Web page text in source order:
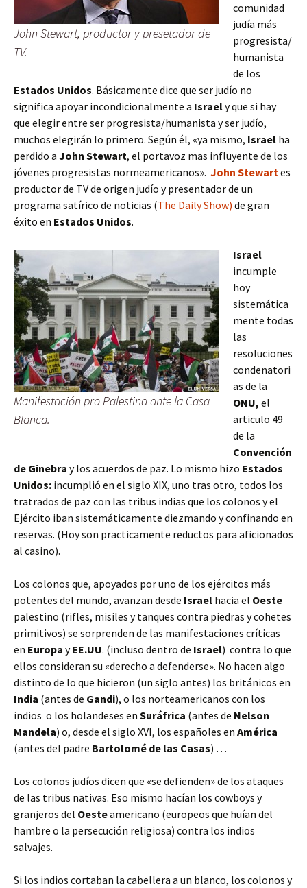
John Stewart, productor y presetador de
TV.
comunidad
judía más
progresista/
humanista
de los
Estados Unidos. Básicamente dice que ser judío no
significa apoyar incondicionalmente a Israely que si hay
que elegir entre ser progresista/humanista y ser judío,
muchos elegirán lo primero. Según él, «ya mismo, Israel ha
perdido a John Stewart, el portavoz mas influyente de los
jóvenes progresistas normeamericanos». John Stewart es
productor de TV de origen judío y presentador de un
programa satírico de noticias (The Daily Show) de gran
éxito en Estados Unidos.
Manifestación pro Palestina ante la Casa
Blanca.
Israel
incumple
hoy
sistemática
mente todas
las
resoluciones
condenatori
as de la
ONU, el
articulo 49
de la
Convención
de Ginebra y los acuerdos de paz. Lo mismo hizo Estados
Unidos: incumplió en el siglo XIX, uno tras otro, todos los
tratrados de paz con las tribus indias que los colonos y el
Ejército iban sistemáticamente diezmando y confinando en
reservas. (Hoy son practicamente reductos para aficionados
al casino).
Los colonos que, apoyados por uno de los ejércitos más
potentes del mundo, avanzan desde Israel hacia el Oeste
palestino (rifles, misiles y tanques contra piedras y cohetes
primitivos) se sorprenden de las manifestaciones críticas
en Europa yEE.UU. (incluso dentro de Israel) contra lo que
ellos consideran su «derecho a defenderse». No hacen algo
distinto de lo que hicieron (un siglo antes) los británicos en
India (antes de Gandi), o los norteamericanos con los
indios o los holandeses en Suráfrica (antes de Nelson
Mandela) o, desde el siglo XVI, los españoles en América
(antes del padre Bartolomé de las Casas) …
Los colonos judíos dicen que «se defienden» de los ataques
de las tribus nativas. Eso mismo hacían los cowboys y
granjeros del Oesteamericano (europeos que huían del
hambre o la persecución religiosa) contra los indios
salvajes.
Si los indios cortaban la cabellera a un blanco, los colonos y